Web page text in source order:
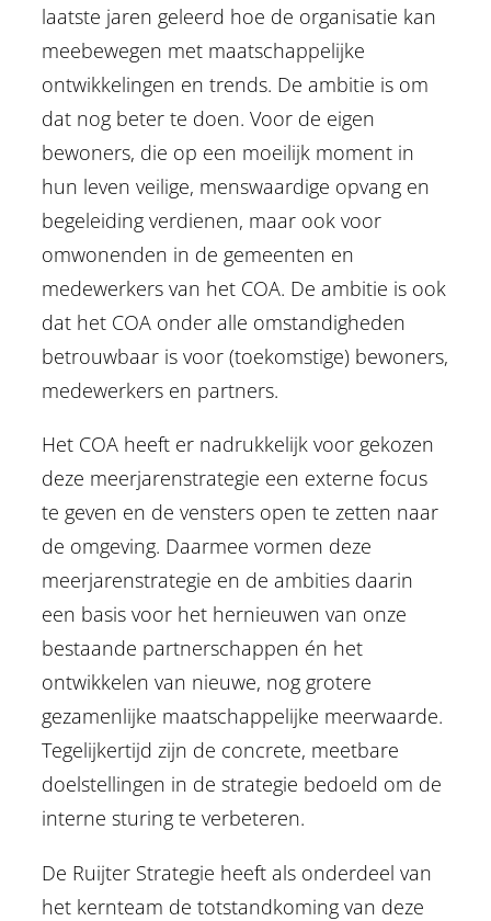
laatste jaren geleerd hoe de organisatie kan
meebewegen met maatschappelijke
ontwikkelingen en trends. De ambitie is om
dat nog beter te doen. Voor de eigen
bewoners, die op een moeilijk moment in
hun leven veilige, menswaardige opvang en
begeleiding verdienen, maar ook voor
omwonenden in de gemeenten en
medewerkers van het COA. De ambitie is ook
dat het COA onder alle omstandigheden
betrouwbaar is voor (toekomstige) bewoners,
medewerkers en partners.
Het COA heeft er nadrukkelijk voor gekozen
deze meerjarenstrategie een externe focus
te geven en de vensters open te zetten naar
de omgeving. Daarmee vormen deze
meerjarenstrategie en de ambities daarin
een basis voor het hernieuwen van onze
bestaande partnerschappen én het
ontwikkelen van nieuwe, nog grotere
gezamenlijke maatschappelijke meerwaarde.
Tegelijkertijd zijn de concrete, meetbare
doelstellingen in de strategie bedoeld om de
interne sturing te verbeteren.
De Ruijter Strategie heeft als onderdeel van
het kernteam de totstandkoming van deze